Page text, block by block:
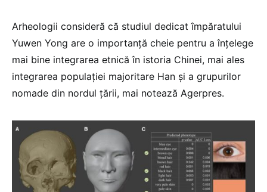
Arheologii consideră că studiul dedicat împăratului
Yuwen Yong are o importanţă cheie pentru a înţelege
mai bine integrarea etnică în istoria Chinei, mai ales
integrarea populaţiei majoritare Han şi a grupurilor
nomade din nordul ţării, mai notează Agerpres.